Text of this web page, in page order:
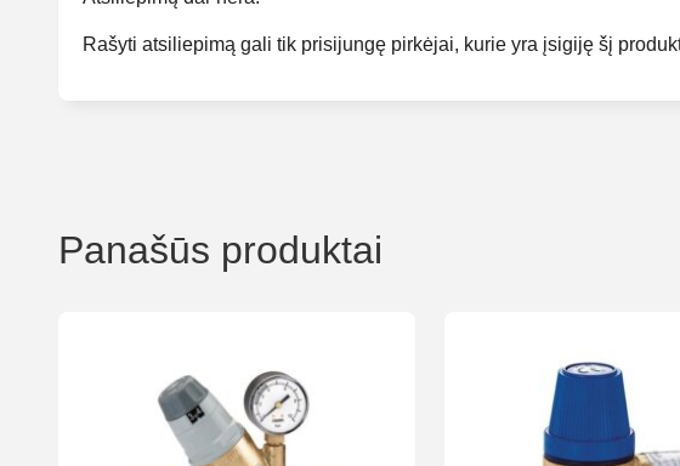
Rašyti atsiliepimą gali tik prisijungę pirkėjai, kurie yra įsigiję šį
Panašūs produktai